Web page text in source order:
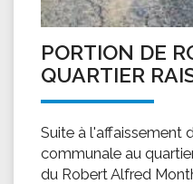
PORTION DE
QUARTIER
Suite à l'affaissement
communale au
du Robert Alfred